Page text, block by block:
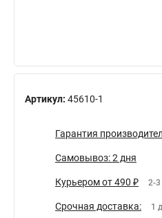
Артикул: 45610-1
Гарантия
Самовывоз: 2 дня
Курьером от 490 ₽ 2-3
Срочная доставка: 1